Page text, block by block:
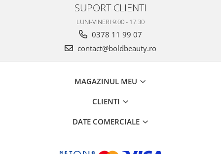
SUPORT CLIENTI
LUNI-VINERI 9:00 - 17:30
0378 11 99 07
contact@boldbeauty.ro
MAGAZINUL MEU
CLIENTI
DATE COMERCIALE